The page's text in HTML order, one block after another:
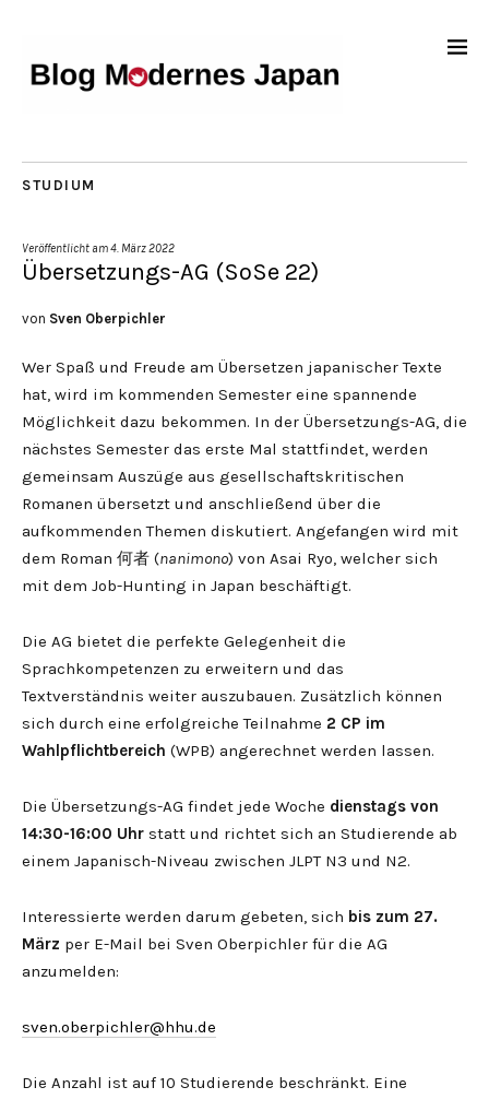
STUDIUM
Veröffentlicht am4. März 2022
Übersetzungs-AG (SoSe 22)
von Sven Oberpichler
Wer Spaß und Freude am Übersetzen japanischer Texte
hat, wird im kommenden Semester eine spannende
Möglichkeit dazu bekommen. In der Übersetzungs-AG, die
nächstes Semester das erste Mal stattfindet, werden
gemeinsam Auszüge aus gesellschaftskritischen
Romanen übersetzt und anschließend über die
aufkommenden Themen diskutiert. Angefangen wird mit
dem Roman 何者 (nanimono) von Asai Ryo, welcher sich
mit dem Job-Hunting in Japan beschäftigt.
Die AG bietet die perfekte Gelegenheit die
Sprachkompetenzen zu erweitern und das
Textverständnis weiter auszubauen. Zusätzlich können
sich durch eine erfolgreiche Teilnahme 2 CP im
Wahlpflichtbereich (WPB) angerechnet werden lassen.
Die Übersetzungs-AG findet jede Woche dienstags von
14:30-16:00 Uhr statt und richtet sich an Studierende ab
einem Japanisch-Niveau zwischen JLPT N3 und N2.
Interessierte werden darum gebeten, sich bis zum 27.
März per E-Mail bei Sven Oberpichler für die AG
anzumelden:
sven.oberpichler@hhu.de
Die Anzahl ist auf 10 Studierende beschränkt. Eine